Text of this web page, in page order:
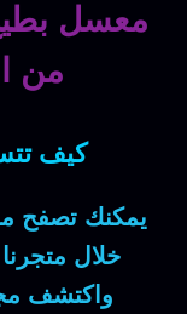
معسل
من
كيف
يمكنك تصفح
خلال
واكتشف